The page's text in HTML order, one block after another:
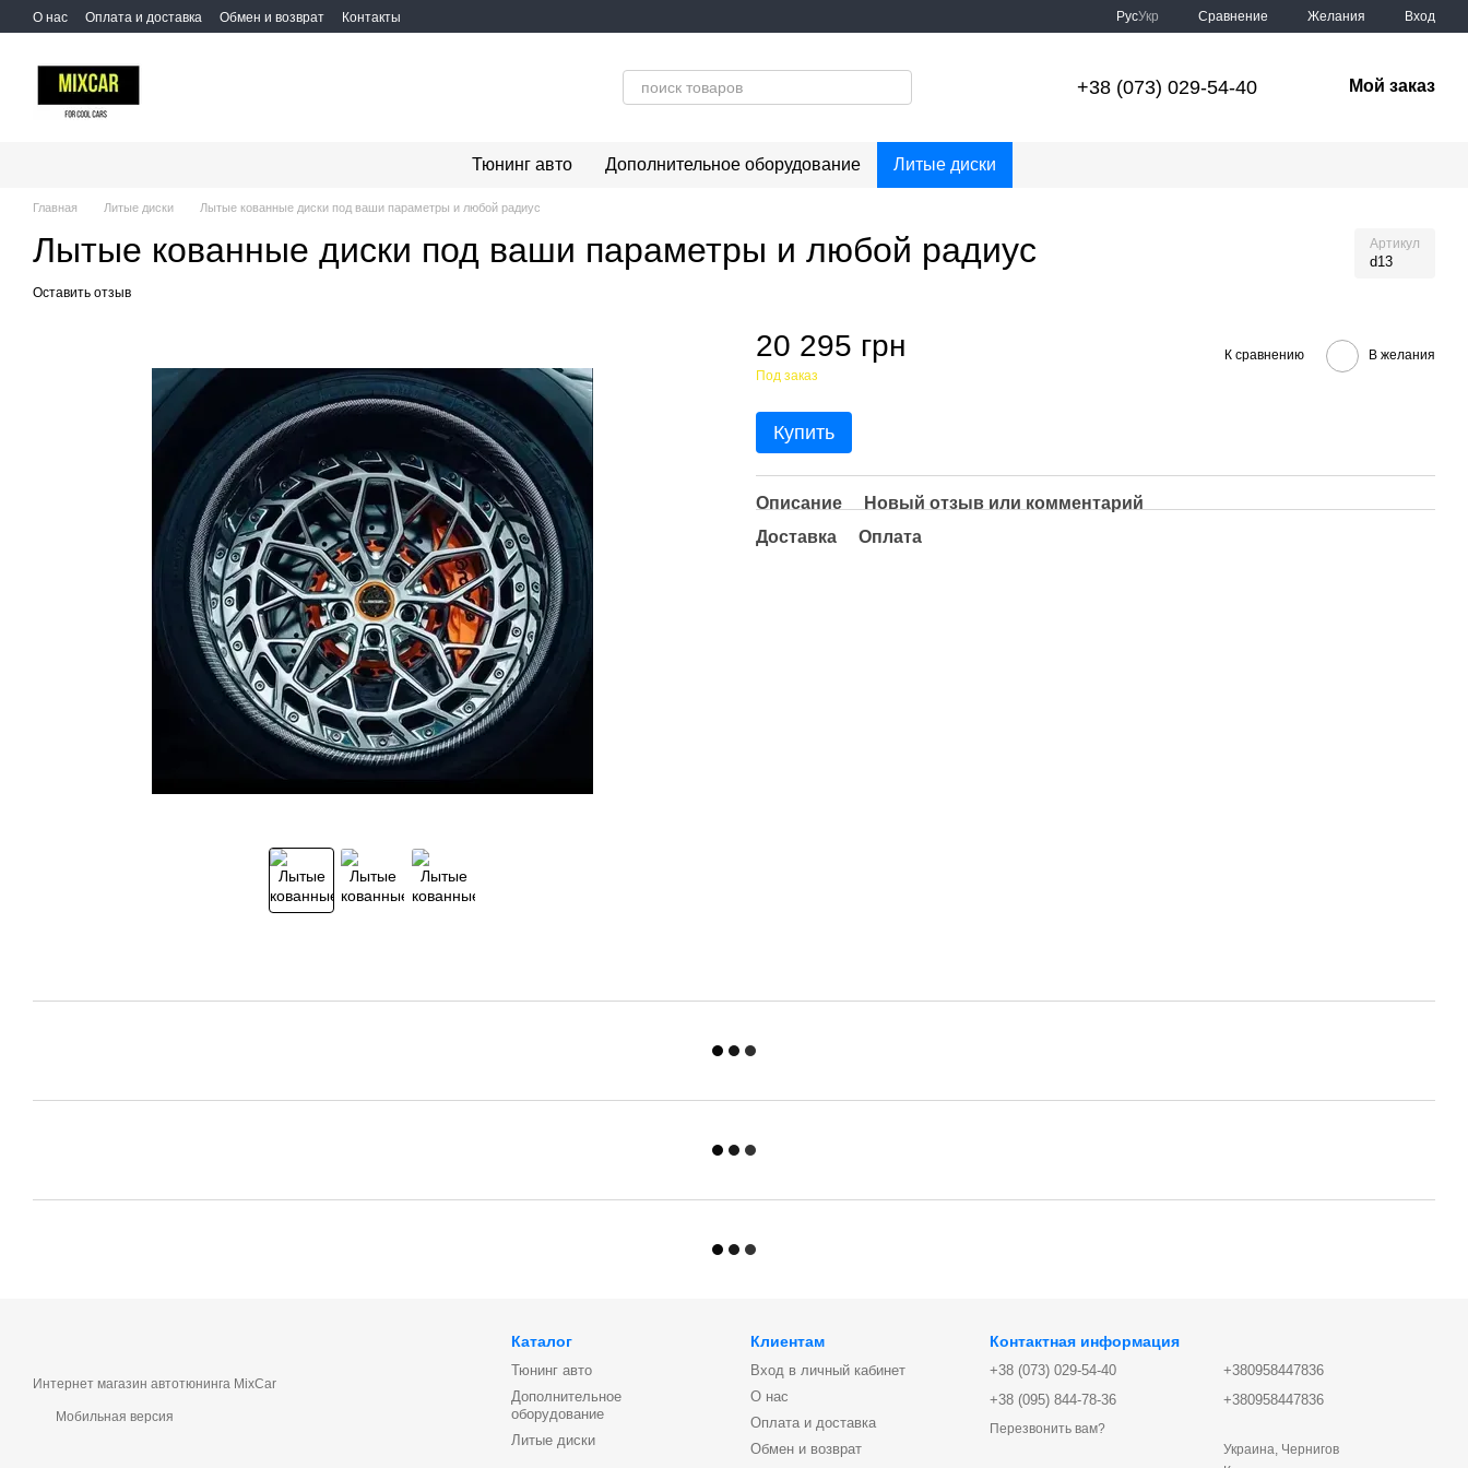
Перейти к основному контенту
О нас Оплата и доставка Обмен и возврат Контакты РусУкр Сравнение Желания Вход
+38 (073) 029-54-40 Мой заказ
Тюнинг авто Дополнительное оборудование Литые диски
Главная Литые диски Лытые кованные диски под ваши параметры и любой радиус
Лытые кованные диски под ваши параметры и любой радиус Артикул
d13
Оставить отзыв
20 295 грн
Под заказ
К сравнению В желания
Купить
Описание
Новый отзыв или комментарий
Доставка
Оплата
Интернет магазин автотюнинга MixCar
Мобильная версия
Каталог
Тюнинг авто
Дополнительное
оборудование
Литые диски
Клиентам
Вход в личный кабинет
О нас
Оплата и доставка
Обмен и возврат
Контактная информация
+38 (073) 029-54-40
+38 (095) 844-78-36
Перезвонить вам?
+380958447836
+380958447836
Украина, Чернигов